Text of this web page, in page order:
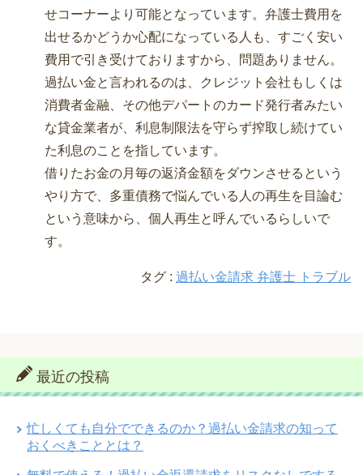
せコーナーより可能となっています。弁護士費用を
出せるかどうか心配になっている人も、すごく安い
費用で引き受けておりますから、問題ありません。
過払い金と言われるのは、クレジット会社もしくは
消費者金融、その他デパートのカード発行者みたい
な貸金業者が、利息制限法を守らず搾取し続けてい
た利息のことを指しています。
借りたお金の月毎の返済金額をダウンさせるという
やり方で、多重債務で悩んでいる人の再生を目論む
という意味から、個人再生と呼んでいるらしいで
す。
タグ : 過払い金請求 弁護士 トラブル
最近の投稿
忙しくても自分でできるのか？過払い金請求の知って
おくべきこととは？